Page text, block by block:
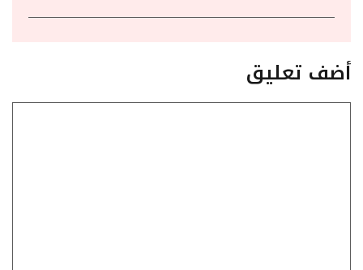
أضف تعليق